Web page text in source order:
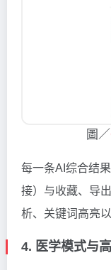
圖／
每一条AI综合结
接）与收藏、导
析、关键词高亮
4. 医学模式与